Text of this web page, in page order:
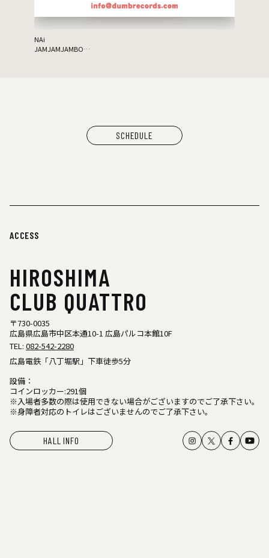
NAi
JAMJAMJAMBO
SCHEDULE
ACCESS
HIROSHIMA
CLUB QUATTRO
〒730-0035
広島県広島市中区本通10-1 広島パルコ本館10F
TEL: 082-542-2280
広島電鉄「八丁堀駅」下車徒歩5分
設備：
コインロッカー:291個
※入場者多数の際は使用できない場合がございますのでご了承下さい。
※身障者対応のトイレはございませんのでご了承下さい。
HALL INFO